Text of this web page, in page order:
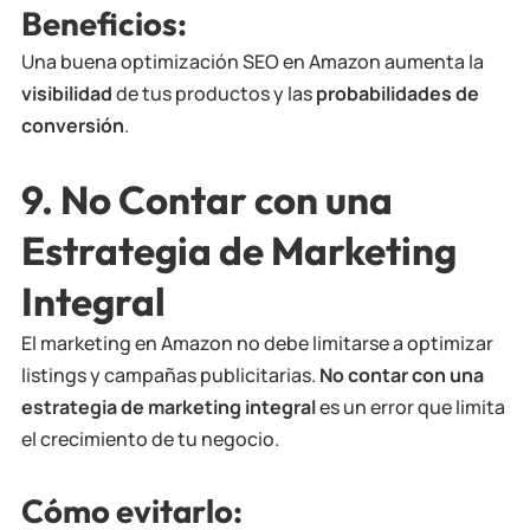
Beneficios:
Una buena optimización SEO en Amazon aumenta la
visibilidadde tus productos y lasprobabilidades de
conversión.
9. No Contar con una
Estrategia de Marketing
Integral
El marketing en Amazon no debe limitarse a optimizar
listings y campañas publicitarias. No contar con una
estrategia de marketing integrales un error que limita
el crecimiento de tu negocio.
Cómo evitarlo: